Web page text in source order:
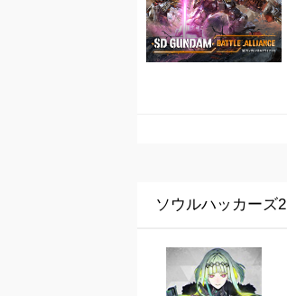
ソウルハッカーズ2